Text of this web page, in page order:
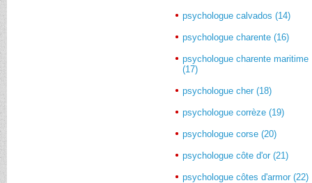
psychologue calvados (14)
psychologue charente (16)
psychologue charente maritime
(17)
psychologue cher (18)
psychologue corrèze (19)
psychologue corse (20)
psychologue côte d'or (21)
psychologue côtes d'armor (22)